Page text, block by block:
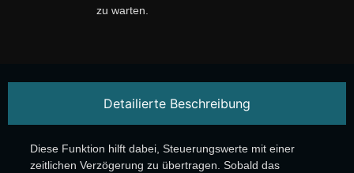
zu warten.
Detailierte Beschreibung
Diese Funktion hilft dabei, Steuerungswerte mit einer
zeitlichen Verzögerung zu übertragen. Sobald das